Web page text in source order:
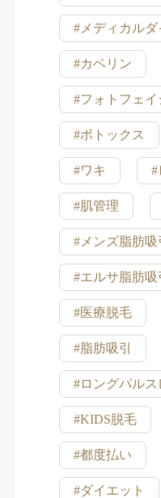
#メディカルダ
#カベリン
#フォトフェイ
#ボトックス
#ワキ #
#肌管理
#メンズ脂肪吸
#エルサ脂肪吸
#医療脱毛
#脂肪吸引
#ロングパルス
#KIDS脱毛
#都度払い
#ダイエット